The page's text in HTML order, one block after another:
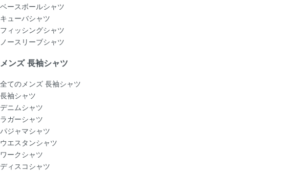
ベースボールシャツ
キューバシャツ
フィッシングシャツ
ノースリーブシャツ
メンズ 長袖シャツ
全てのメンズ 長袖シャツ
長袖シャツ
デニムシャツ
ラガーシャツ
パジャマシャツ
ウエスタンシャツ
ワークシャツ
ディスコシャツ